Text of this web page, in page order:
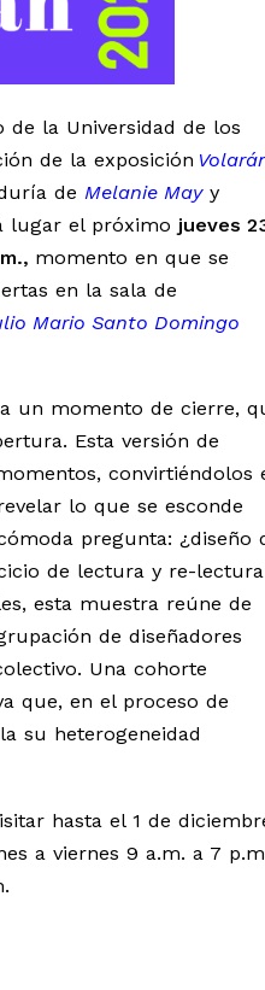
de la Universidad de los
de la exposición
de Melanie Mayy
lugar el próximo jueves
momento en que se
en la sala de
Mario Santo Domingo
un momento de cierre,
Esta versión de
convirtiéndolos
lo que se esconde
pregunta: ¿diseño
de lectura y re-lectura
esta muestra reúne de
de diseñadores
Una cohorte
que, en el proceso de
su heterogeneidad
hasta el 1 de
a viernes 9 a.m. a 7